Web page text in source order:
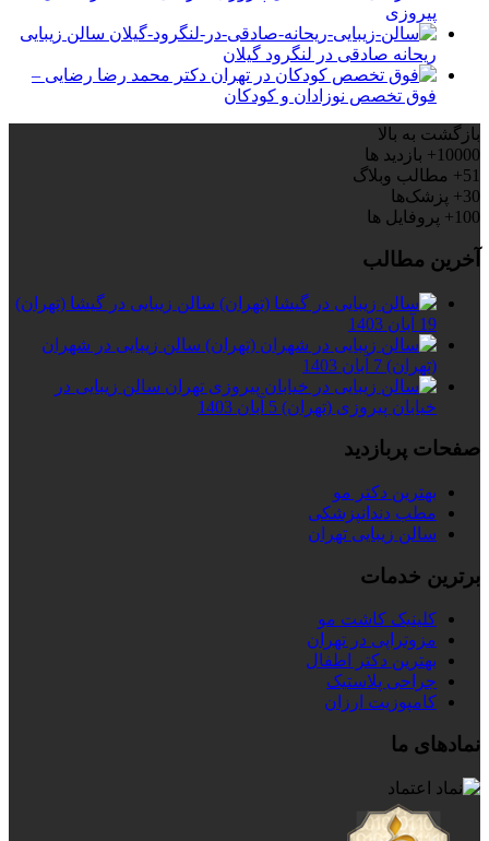
پیروزی
سالن زیبایی
ریحانه صادقی در لنگرود گیلان
دکتر محمد رضا رضایی –
فوق تخصص نوزادان و کودکان
بازگشت به بالا
10000+
بازدید ها
51+
مطالب وبلاگ
30+
پزشک‌ها
100+
پروفایل ها
آخرین مطالب
سالن زیبایی در گیشا (تهران)
19 آبان 1403
سالن زیبایی در شهران
(تهران) 7 آبان 1403
سالن زیبایی در
خیابان پیروزی (تهران) 5 آبان 1403
صفحات پربازدید
بهترین دکتر مو
مطب دندانپزشکی
سالن زیبایی تهران
برترین خدمات
کلینیک کاشت مو
مزوتراپی در تهران
بهترین دکتر اطفال
جراحی پلاستیک
کامپوزیت ارزان
نمادهای ما